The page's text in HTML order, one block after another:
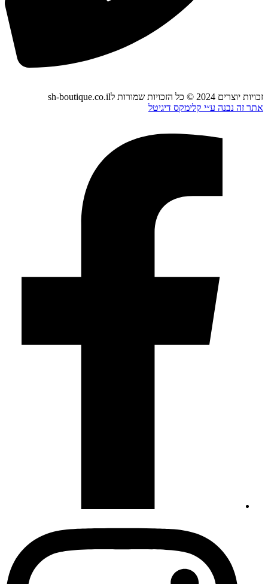
זכויות יוצרים 2024 © כל הזכויות שמורות לsh-boutique.co.il
אתר זה נבנה ע״י קלימקס דיגיטל